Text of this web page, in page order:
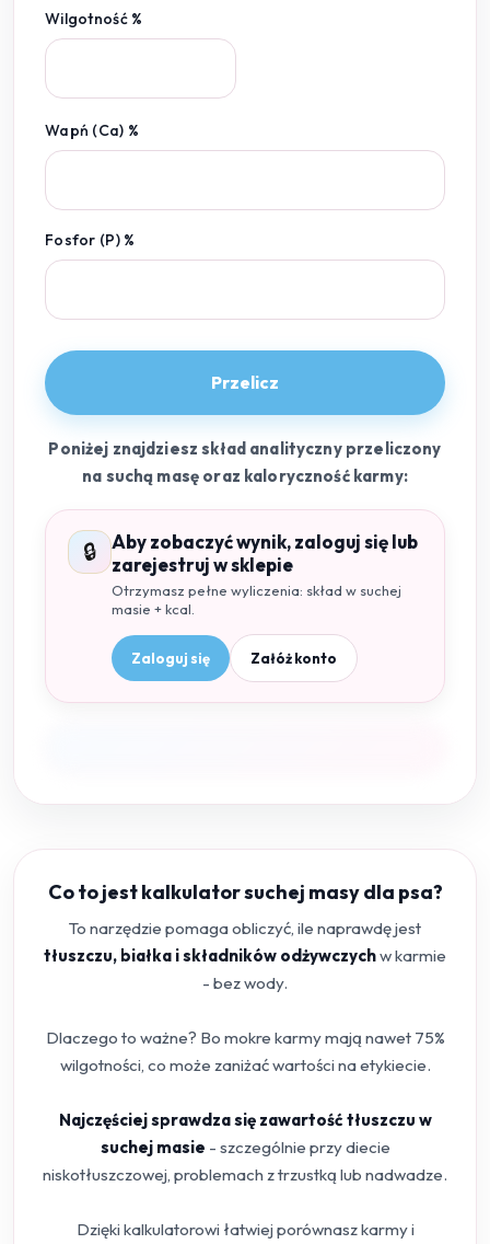
Wilgotność %
Wapń (Ca) %
Fosfor (P) %
Przelicz
Poniżej znajdziesz skład analityczny przeliczony
na suchą masę oraz kaloryczność karmy:
🔒
Aby zobaczyć wynik, zaloguj się lub
zarejestruj w sklepie
Otrzymasz pełne wyliczenia: skład w suchej
masie + kcal.
Zaloguj się Załóż konto
Co to jest kalkulator suchej masy dla psa?
To narzędzie pomaga obliczyć, ile naprawdę jest
tłuszczu, białka i składników odżywczychw karmie
- bez wody.
Dlaczego to ważne? Bo mokre karmy mają nawet 75%
wilgotności, co może zaniżać wartości na etykiecie.
Najczęściej sprawdza się zawartość tłuszczu w
suchej masie - szczególnie przy diecie
niskotłuszczowej, problemach z trzustką lub nadwadze.
Dzięki kalkulatorowi łatwiej porównasz karmy i